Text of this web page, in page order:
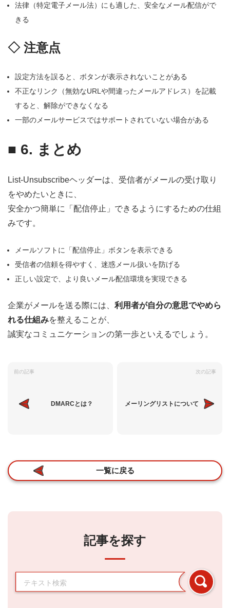
法律（特定電子メール法）にも適した、安全なメール配信がで
きる
◇ 注意点
設定方法を誤ると、ボタンが表示されないことがある
不正なリンク（無効なURLや間違ったメールアドレス）を記載
すると、解除ができなくなる
一部のメールサービスではサポートされていない場合がある
■ 6. まとめ
List-Unsubscribeヘッダーは、 受信者がメールの受け取り
をやめたいときに、
安全かつ簡単に「配信停止」できるようにするための仕組
みです。
メールソフトに「配信停止」ボタンを表示できる
受信者の信頼を得やすく、迷惑メール扱いを防げる
正しい設定で、より良いメール配信環境を実現できる
企業がメールを送る際には、 利用者が自分の意思でやめら
れる仕組みを整えることが、
誠実なコミュニケーションの第一歩といえるでしょう。
前の記事
DMARCとは？
次の記事
メーリングリストについて
一覧に戻る
記事を探す